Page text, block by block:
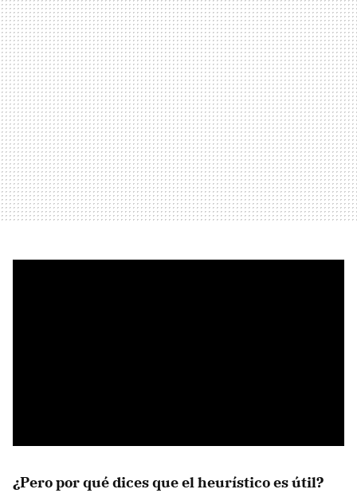
¿Pero por qué dices que el heurístico es útil?